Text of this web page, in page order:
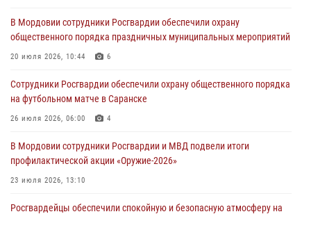
незамедлительно
05 августа 2026, 15:04
подозреваемого в причинении телесных повреждений супруге
05 августа 2026, 12:34
В Мордовии сотрудники Росгвардии обеспечили охрану
общественного порядка праздничных муниципальных мероприятий
20 июля 2026, 10:44 6
Сотрудники Росгвардии обеспечили охрану общественного порядка
на футбольном матче в Саранске
26 июля 2026, 06:00 4
В Мордовии сотрудники Росгвардии и МВД подвели итоги
профилактической акции «Оружие‑2026»
23 июля 2026, 13:10
Росгвардейцы обеспечили спокойную и безопасную атмосферу на